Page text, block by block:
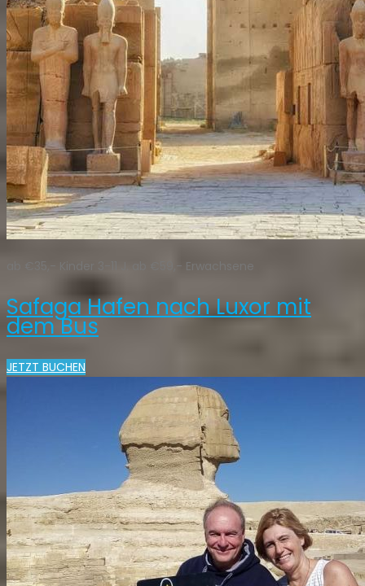
ab €35,- Kinder 3-11 J. ab €59,- Erwachsene
Safaga Hafen nach Luxor mit
dem Bus
JETZT BUCHEN